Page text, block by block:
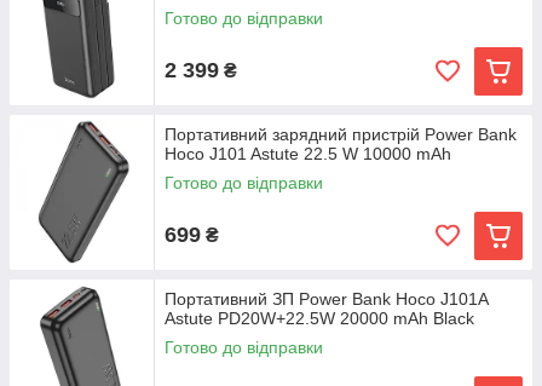
Готово до відправки
2 399 ₴
Портативний зарядний пристрій Power Bank
Hoco J101 Astute 22.5 W 10000 mAh
Готово до відправки
699 ₴
Портативний ЗП Power Bank Hoco J101A
Astute PD20W+22.5W 20000 mAh Black
Готово до відправки